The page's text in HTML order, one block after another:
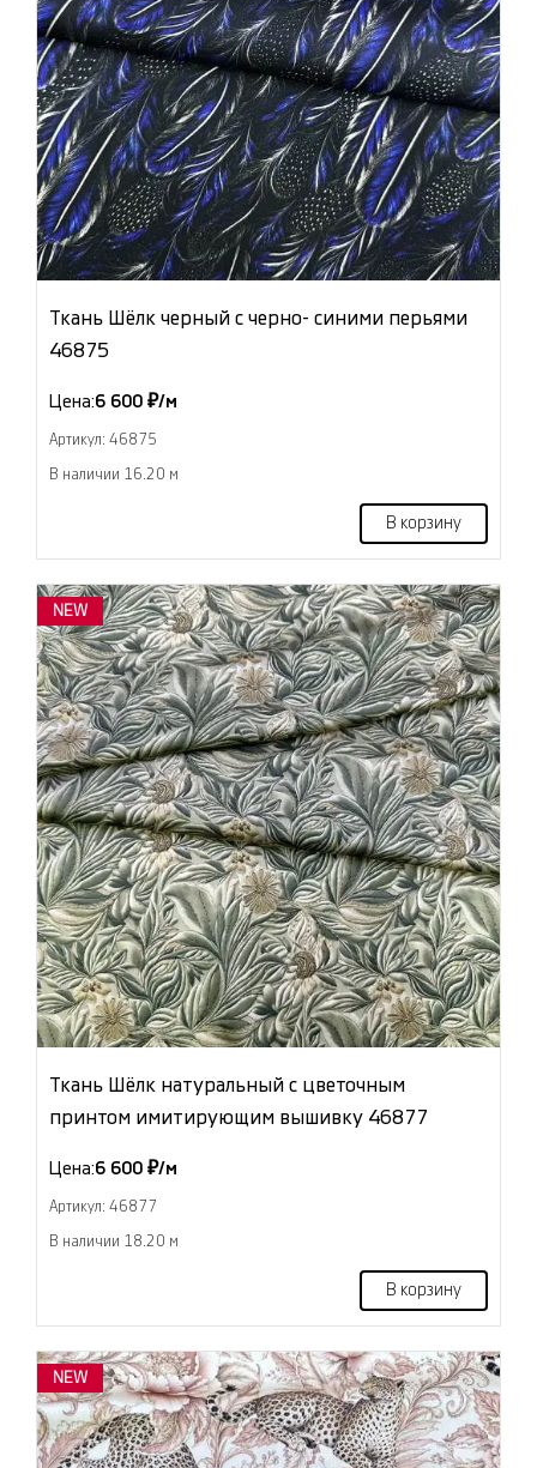
Ткань Шёлк черный с черно- синими перьями
46875
Цена:6 600 ₽/м
Артикул: 46875
В наличии 16.20 м
В корзину
NEW
Ткань Шёлк натуральный с цветочным
принтом имитирующим вышивку 46877
Цена:6 600 ₽/м
Артикул: 46877
В наличии 18.20 м
В корзину
NEW